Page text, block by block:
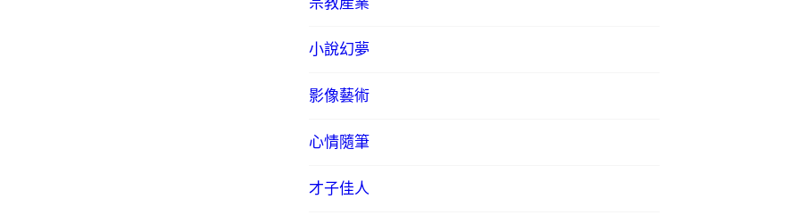
小說幻夢
影像藝術
心情隨筆
才子佳人